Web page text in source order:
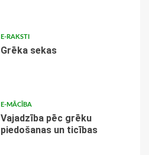
E-RAKSTI
Grēka sekas
E-MĀCĪBA
Vajadzība pēc grēku
piedošanas un ticības